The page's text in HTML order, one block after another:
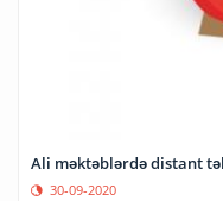
Ali məktəblərdə distant
30-09-2020